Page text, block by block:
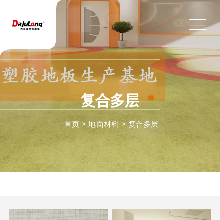
复合多层
首页 > 地面材料 > 复合多层